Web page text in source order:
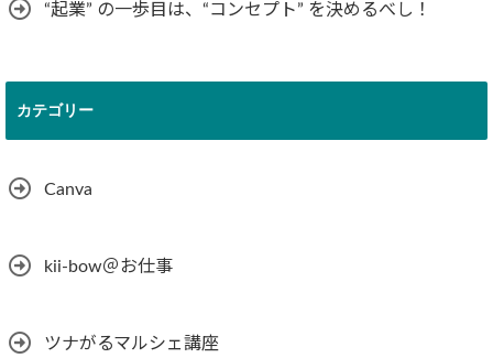
“起業” の一歩目は、“コンセプト” を決めるべし！
カテゴリー
Canva
kii-bow＠お仕事
ツナがるマルシェ講座